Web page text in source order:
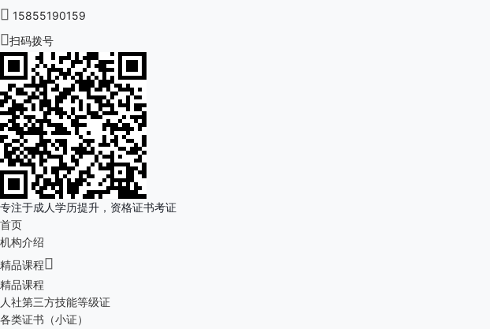
 15855190159
扫码拨号
专注于成人学历提升，资格证书考证
首页
机构介绍
精品课程
精品课程
人社第三方技能等级证
各类证书（小证）